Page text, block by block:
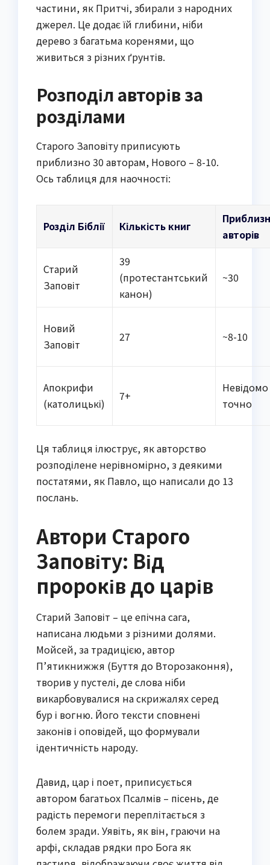
частини, як Притчі, збирали з народних
джерел. Це додає їй глибини, ніби
дерево з багатьма коренями, що
живиться з різних ґрунтів.
Розподіл авторів за
розділами
Старого Заповіту приписують
приблизно 30 авторам, Нового – 8-10.
Ось таблиця для наочності:
Розділ Біблії Кількість книг
авторів
Старий
Заповіт
39
(протестантський
канон)
~30
Новий
Заповіт
27 ~8-10
Апокрифи
(католицькі)
7+
Невідомо
точно
Ця таблиця ілюструє, як авторство
розподілене нерівномірно, з деякими
постатями, як Павло, що написали до 13
послань.
Автори Старого
Заповіту: Від
пророків до царів
Старий Заповіт – це епічна сага,
написана людьми з різними долями.
Мойсей, за традицією, автор
П’ятикнижжя (Буття до Второзаконня),
творив у пустелі, де слова ніби
викарбовувалися на скрижалях серед
бур і вогню. Його тексти сповнені
законів і оповідей, що формували
ідентичність народу.
Давид, цар і поет, приписується
автором багатьох Псалмів – пісень, де
радість перемоги переплітається з
болем зради. Уявіть, як він, граючи на
арфі, складав рядки про Бога як